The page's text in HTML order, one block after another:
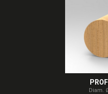
Diam.